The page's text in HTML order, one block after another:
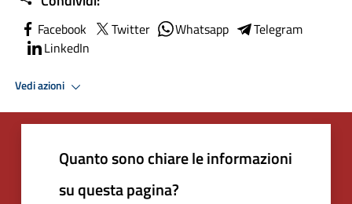
Facebook Twitter Whatsapp
Telegram
LinkedIn
Vedi azioni
Quanto sono chiare le informazioni
su questa pagina?